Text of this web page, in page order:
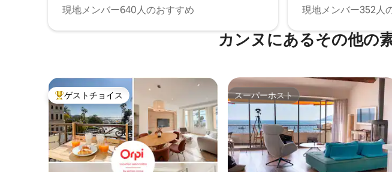
現地メンバー640人のおすすめ
現地メンバー352人
カンヌにあるその他の
大好評のゲストチョイスです。
ゲストチョイス スーパーホスト
スーパーホスト